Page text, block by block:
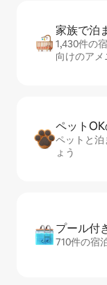
家族で泊
1,430件の
向けのア
ペット
ペットと
ょう
プール付
710件の宿